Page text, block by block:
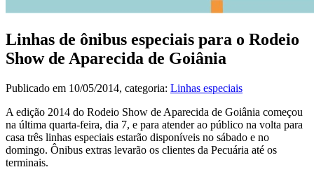
Linhas de ônibus especiais para o Rodeio
Show de Aparecida de Goiânia
Publicado em 10/05/2014, categoria: Linhas especiais
A edição 2014 do Rodeio Show de Aparecida de Goiânia começou
na última quarta-feira, dia 7, e para atender ao público na volta para
casa três linhas especiais estarão disponíveis no sábado e no
domingo. Ônibus extras levarão os clientes da Pecuária até os
terminais.